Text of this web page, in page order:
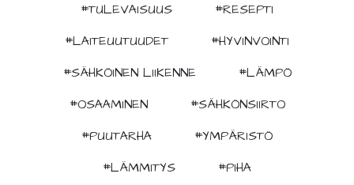
#TULEVAISUUS
#RESEPTI
#LAITEUUTUUDET
#HYVINVOINTI
#SÄHKÖINEN LIIKENNE
#LÄMPÖ
#OSAAMINEN
#SÄHKÖNSIIRTO
#PUUTARHA
#YMPÄRISTÖ
#LÄMMITYS
#PIHA